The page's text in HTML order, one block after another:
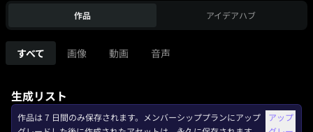
作品 アイデアハブ
すべて 画像 動画 音声
生成リスト
作品は 7 日間のみ保存されます。メンバーシッププランにアップ
アップ